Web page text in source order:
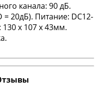
канала: 90 дБ.
= 20дБ). Питание: DC12-
х 107 х 43мм.